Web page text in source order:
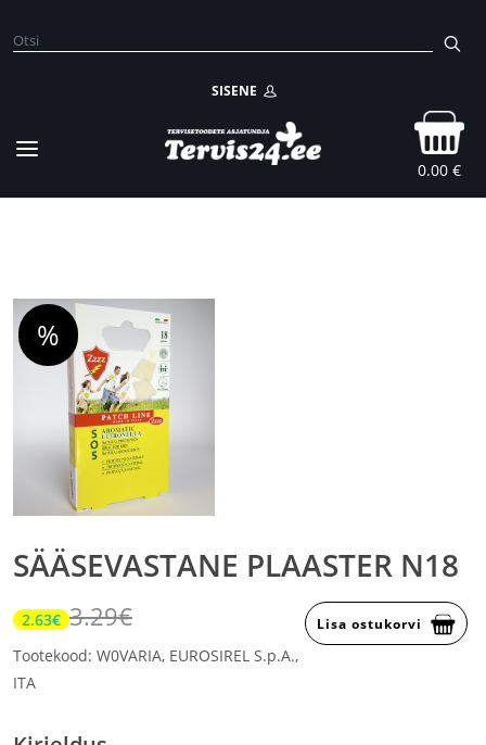
SISENE
0.00 €
%
SÄÄSEVASTANE PLAASTER N18
2.63€ 3.29€ Lisa ostukorvi
Tootekood: W0VARIA, EUROSIREL S.p.A.,
ITA